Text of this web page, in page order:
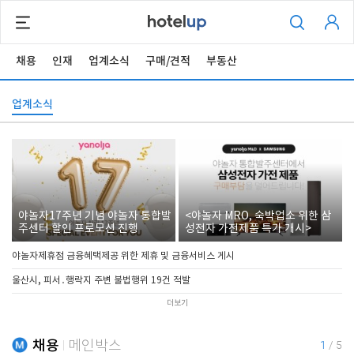
채용 인재 업계소식 구매/견적 부동산
업계소식
야놀자17주년 기념 야놀자 통합발
주센터 할인 프로모션 진행
<야놀자 MRO, 숙박업소 위한 삼
성전자 가전제품 특가 개시>
야놀자제휴점 금융혜택제공 위한 제휴 및 금융서비스 게시
울산시, 피서․행락지 주변 불법행위 19건 적발
더보기
채용 메인박스 1 / 5